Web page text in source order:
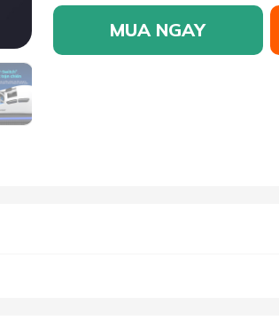
MUA NGAY